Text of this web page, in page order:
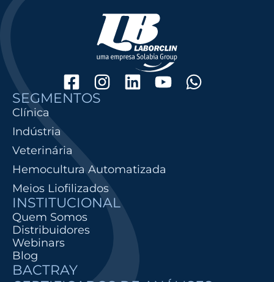
SEGMENTOS
Clínica
Indústria
Veterinária
Hemocultura Automatizada
Meios Liofilizados
INSTITUCIONAL
Quem Somos
Distribuidores
Webinars
Blog
BACTRAY